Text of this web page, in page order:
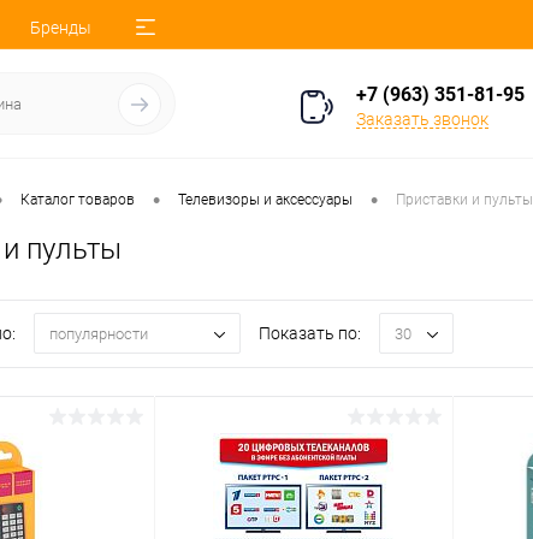
Бренды
+7 (963) 351-81-95
Заказать звонок
Каталог товаров • Телевизоры и аксессуары • Приставки и пульты
пульты
популярности Показать по: 30